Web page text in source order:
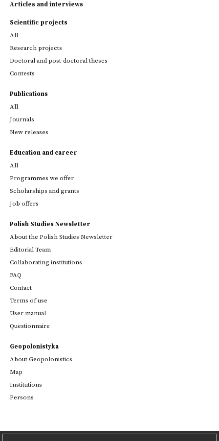
Articles and interviews
Scientific projects
All
Research projects
Doctoral and post-doctoral theses
Contests
Publications
All
Journals
New releases
Education and career
All
Programmes we offer
Scholarships and grants
Job offers
Polish Studies Newsletter
About the Polish Studies Newsletter
Editorial Team
Collaborating institutions
FAQ
Contact
Terms of use
User manual
Questionnaire
Geopolonistyka
About Geopolonistics
Map
Institutions
Persons